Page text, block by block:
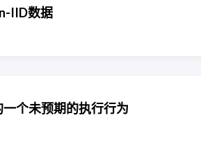
IID数据
个未预期的执行行为